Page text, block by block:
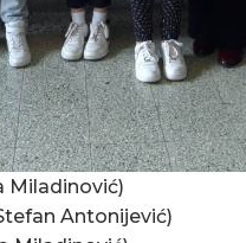
Miladinović)
Antonijević)